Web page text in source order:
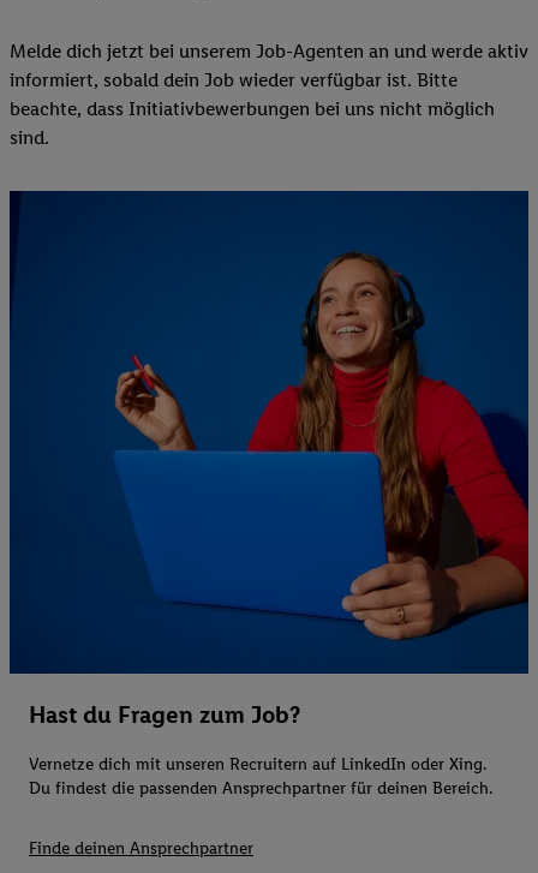
Melde dich jetzt bei unserem Job-Agenten an und werde aktiv
informiert, sobald dein Job wieder verfügbar ist. Bitte
beachte, dass Initiativbewerbungen bei uns nicht möglich
sind.
Hast du Fragen zum Job?
Vernetze dich mit unseren Recruitern auf LinkedIn oder Xing.
Du findest die passenden Ansprechpartner für deinen Bereich.
Finde deinen Ansprechpartner